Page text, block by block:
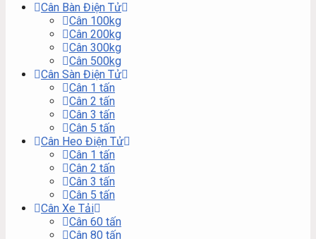
Cân Bàn Điện Tử
Cân 100kg
Cân 200kg
Cân 300kg
Cân 500kg
Cân Sàn Điện Tử
Cân 1 tấn
Cân 2 tấn
Cân 3 tấn
Cân 5 tấn
Cân Heo Điện Tử
Cân 1 tấn
Cân 2 tấn
Cân 3 tấn
Cân 5 tấn
Cân Xe Tải
Cân 60 tấn
Cân 80 tấn